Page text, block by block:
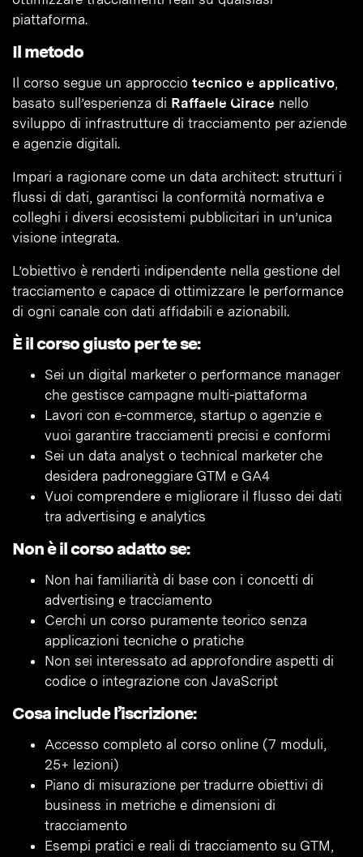
piattaforma.
Il metodo
Il corso segue un approccio tecnico e applicativo,
basato sull’esperienza di Raffaele Girace nello
sviluppo di infrastrutture di tracciamento per aziende
e agenzie digitali.
Impari a ragionare come un data architect: strutturi i
flussi di dati, garantisci la conformità normativa e
colleghi i diversi ecosistemi pubblicitari in un’unica
visione integrata.
L’obiettivo è renderti indipendente nella gestione del
tracciamento e capace di ottimizzare le performance
di ogni canale con dati affidabili e azionabili.
È il corso giusto per te se:
Sei un digital marketer o performance manager
che gestisce campagne multi-piattaforma
Lavori con e-commerce, startup o agenzie e
vuoi garantire tracciamenti precisi e conformi
Sei un data analyst o technical marketer che
desidera padroneggiare GTM e GA4
Vuoi comprendere e migliorare il flusso dei dati
tra advertising e analytics
Non è il corso adatto se:
Non hai familiarità di base con i concetti di
advertising e tracciamento
Cerchi un corso puramente teorico senza
applicazioni tecniche o pratiche
Non sei interessato ad approfondire aspetti di
codice o integrazione con JavaScript
Cosa include l’iscrizione:
Accesso completo al corso online (7 moduli,
25+ lezioni)
Piano di misurazione per tradurre obiettivi di
business in metriche e dimensioni di
tracciamento
Esempi pratici e reali di tracciamento su GTM,